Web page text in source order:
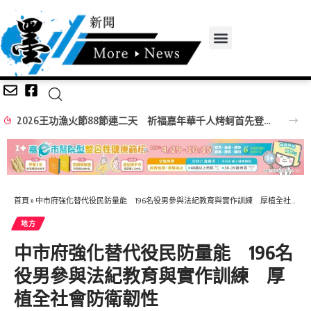
2026王功漁火節88節連二天 祈福嘉年華千人烤蚵首先登場
首頁 » 中市府強化替代役民防量能 196名役男參與法紀教育與實作訓練 厚植全社會防衛韌性
地方
中市府強化替代役民防量能 196名
役男參與法紀教育與實作訓練 厚
植全社會防衛韌性